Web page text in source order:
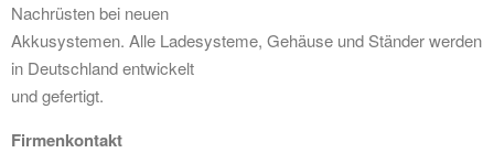
Nachrüsten bei neuen
Akkusystemen. Alle Ladesysteme, Gehäuse und Ständer werden
in Deutschland entwickelt
und gefertigt.
Firmenkontakt